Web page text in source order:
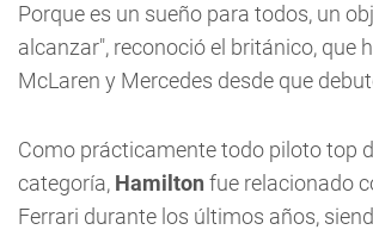
Porque es un sueño para todos, un
alcanzar", reconoció el británico, que
McLaren y Mercedes desde que
Como prácticamente todo piloto top
categoría, Hamilton fue relacionado
Ferrari durante los últimos años,